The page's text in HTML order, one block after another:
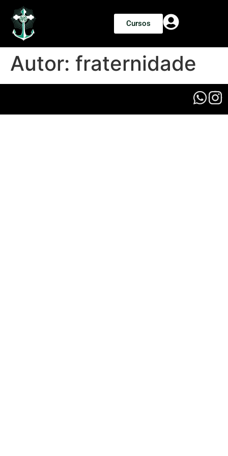
Cursos
Autor: fraternidade